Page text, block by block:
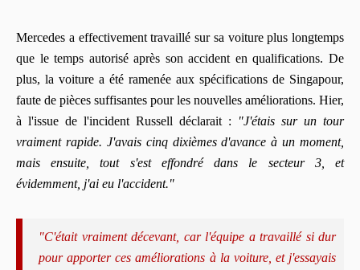
Mercedes a effectivement travaillé sur sa voiture plus longtemps
que le temps autorisé après son accident en qualifications. De
plus, la voiture a été ramenée aux spécifications de Singapour,
faute de pièces suffisantes pour les nouvelles améliorations. Hier,
à l'issue de l'incident Russell déclarait :
"J'étais sur un tour
vraiment rapide. J'avais cinq dixièmes d'avance à un moment,
mais ensuite, tout s'est effondré dans le secteur 3, et
évidemment, j'ai eu l'accident."
"C'était vraiment décevant, car l'équipe a travaillé si dur
pour apporter ces améliorations à la voiture, et j'essayais